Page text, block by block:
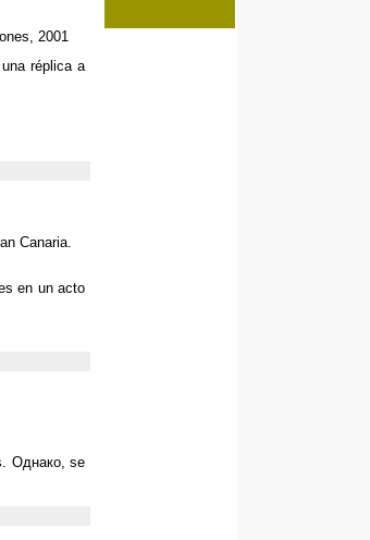
, 2001
réplica a
Canaria.
en un acto
. Однако,se